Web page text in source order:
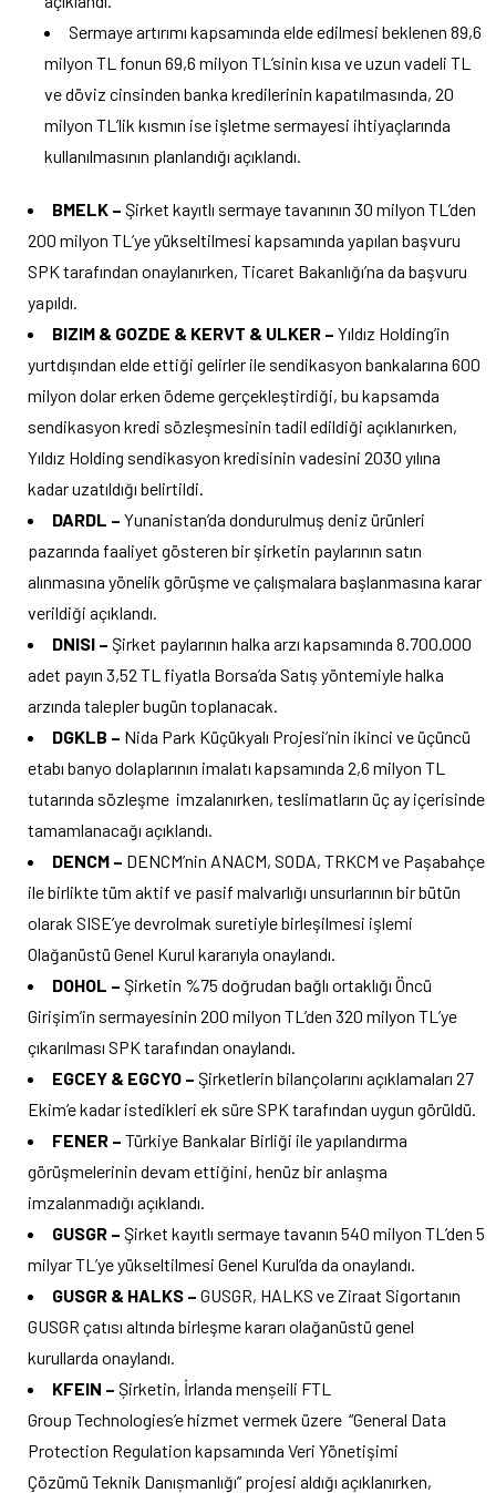
Sermaye artırımı kapsamında elde edilmesi beklenen 89,6
milyon TL fonun 69,6 milyon TL’sinin kısa ve uzun vadeli TL
ve döviz cinsinden banka kredilerinin kapatılmasında, 20
milyon TL’lik kısmın ise işletme sermayesi ihtiyaçlarında
kullanılmasının planlandığı açıklandı.
BMELK – Şirket kayıtlı sermaye tavanının 30 milyon TL’den
200 milyon TL’ye yükseltilmesi kapsamında yapılan başvuru
SPK tarafından onaylanırken, Ticaret Bakanlığı’na da başvuru
yapıldı.
BIZIM & GOZDE & KERVT & ULKER – Yıldız Holding’in
yurtdışından elde ettiği gelirler ile sendikasyon bankalarına 600
milyon dolar erken ödeme gerçekleştirdiği, bu kapsamda
sendikasyon kredi sözleşmesinin tadil edildiği açıklanırken,
Yıldız Holding sendikasyon kredisinin vadesini 2030 yılına
kadar uzatıldığı belirtildi.
DARDL – Yunanistan’da dondurulmuş deniz ürünleri
pazarında faaliyet gösteren bir şirketin paylarının satın
alınmasına yönelik görüşme ve çalışmalara başlanmasına karar
verildiği açıklandı.
DNISI – Şirket paylarının halka arzı kapsamında 8.700.000
adet payın 3,52 TL fiyatla Borsa’da Satış yöntemiyle halka
arzında talepler bugün toplanacak.
DGKLB – Nida Park Küçükyalı Projesi’nin ikinci ve üçüncü
etabı banyo dolaplarının imalatı kapsamında 2,6 milyon TL
tutarında sözleşme imzalanırken, teslimatların üç ay içerisinde
tamamlanacağı açıklandı.
DENCM – DENCM’nin ANACM, SODA, TRKCM ve Paşabahçe
ile birlikte tüm aktif ve pasif malvarlığı unsurlarının bir bütün
olarak SISE’ye devrolmak suretiyle birleşilmesi işlemi
Olağanüstü Genel Kurul kararıyla onaylandı.
DOHOL – Şirketin %75 doğrudan bağlı ortaklığı Öncü
Girişim’in sermayesinin 200 milyon TL’den 320 milyon TL’ye
çıkarılması SPK tarafından onaylandı.
EGCEY & EGCYO – Şirketlerin bilançolarını açıklamaları 27
Ekim’e kadar istedikleri ek süre SPK tarafından uygun görüldü.
FENER – Türkiye Bankalar Birliği ile yapılandırma
görüşmelerinin devam ettiğini, henüz bir anlaşma
imzalanmadığı açıklandı.
GUSGR – Şirket kayıtlı sermaye tavanın 540 milyon TL’den 5
milyar TL’ye yükseltilmesi Genel Kurul’da da onaylandı.
GUSGR & HALKS – GUSGR, HALKS ve Ziraat Sigortanın
GUSGR çatısı altında birleşme kararı olağanüstü genel
kurullarda onaylandı.
KFEIN – Șirketin, İrlanda menșeili FTL
Group Technologies’e hizmet vermek üzere “General Data
Protection Regulation kapsamında Veri Yönetişimi
Çözümü Teknik Danıșmanlığı” projesi aldığı açıklanırken,